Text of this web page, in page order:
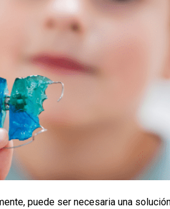
puede ser necesaria una